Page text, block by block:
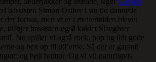
bassisten Simon Osther i sin tid dannede
der fortsat, men vi er i mellemtiden blevet
tilføjer bassisten også kaldet Slaughter
Nu spiller vi også rock, pop og lidt gode
og helt op til 80’erne. Så der er garanti
og højt humør. Og vi vil naturligvis